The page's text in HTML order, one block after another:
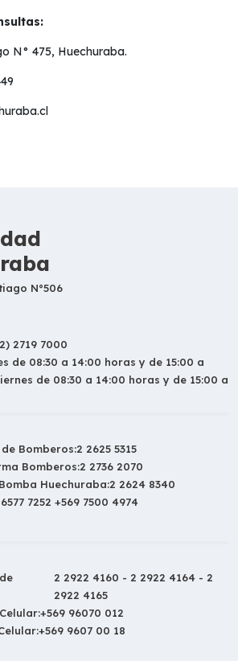
N° 475, Huechuraba.
N°506
2719 7000
de 08:30 a 14:00 horas y de 15:00 a
de 08:30 a 14:00 horas y de 15:00 a
Bomberos:2 2625 5315
Bomberos:2 2736 2070
Huechuraba:2 2624 8340
7252 +569 7500 4974
2 2922 4160 - 2 2922 4164 - 2
2922 4165
+569 96070 012
+569 9607 00 18